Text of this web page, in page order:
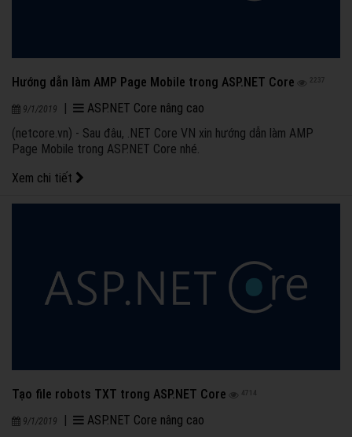
Hướng dẫn làm AMP Page Mobile trong ASP.NET Core 2237
9/1/2019 |
ASP.NET Core nâng cao
(netcore.vn) - Sau đâu, .NET Core VN xin hướng dẫn làm AMP
Page Mobile trong ASP.NET Core nhé.
Xem chi tiết
Tạo file robots TXT trong ASP.NET Core 4714
9/1/2019
ASP.NET Core nâng cao